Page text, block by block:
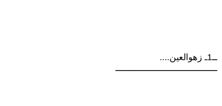
ــ1ـ زهوالعين....
ـــــــــــــــــــــــــــــــــــــــــ